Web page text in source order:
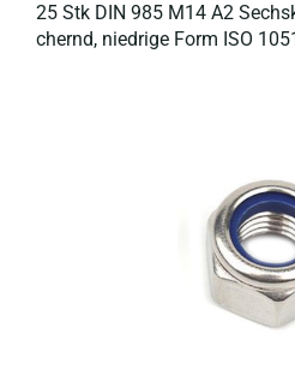
25 Stk DIN 985 M14 A2
chernd, nied­ri­ge Form ISO